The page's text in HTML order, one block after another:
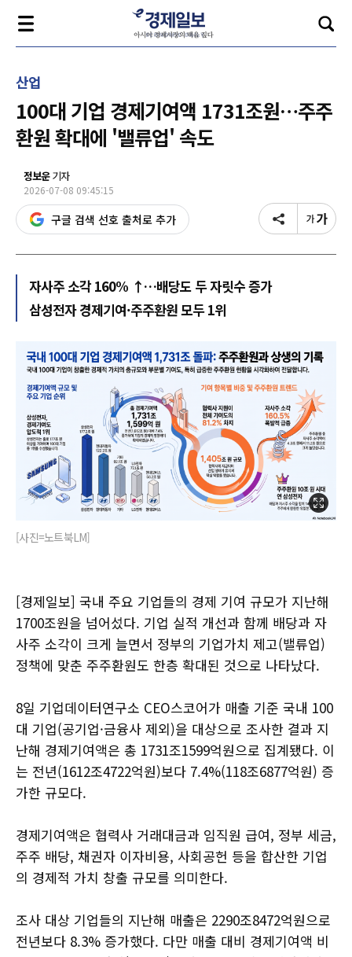
산업
100대 기업 경제기여액 1731조원…주주
환원 확대에 '밸류업' 속도
정보운기자
2026-07-08 09:45:15
구글 검색 선호 출처로 추가
자사주 소각 160% ↑…배당도 두 자릿수 증가
삼성전자 경제기여·주주환원 모두 1위
[사진=노트북LM]
[경제일보] 국내 주요 기업들의 경제 기여 규모가 지난해
1700조원을 넘어섰다. 기업 실적 개선과 함께 배당과 자
사주 소각이 크게 늘면서 정부의 기업가치 제고(밸류업)
정책에 맞춘 주주환원도 한층 확대된 것으로 나타났다.
8일 기업데이터연구소 CEO스코어가 매출 기준 국내 100
대 기업(공기업·금융사 제외)을 대상으로 조사한 결과 지
난해 경제기여액은 총 1731조1599억원으로 집계됐다. 이
는 전년(1612조4722억원)보다 7.4%(118조6877억원) 증
가한 규모다.
경제기여액은 협력사 거래대금과 임직원 급여, 정부 세금,
주주 배당, 채권자 이자비용, 사회공헌 등을 합산한 기업
의 경제적 가치 창출 규모를 의미한다.
조사 대상 기업들의 지난해 매출은 2290조8472억원으로
전년보다 8.3% 증가했다. 다만 매출 대비 경제기여액 비